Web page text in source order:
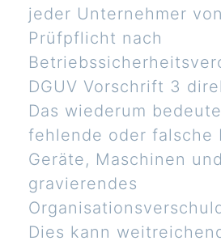
jeder Unternehmer
Prüfpflicht nach
DGUV Vorschrift 3
Das wiederum
fehlende oder falsche
Geräte, Maschinen
gravierendes
Dies kann